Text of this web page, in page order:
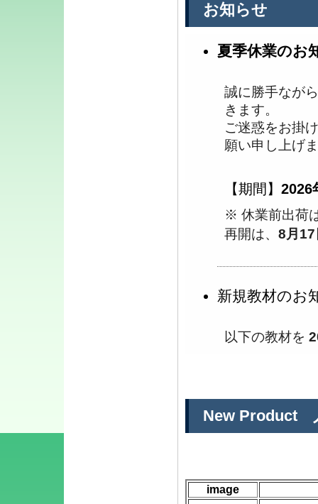
お知らせ
夏季休業のお
誠に勝手なが
きます。
ご迷惑をお掛
願い申し上げ
【期間】 2026
※ 休業前出荷
再開は、 8月
新規教材のお
以下の教材を
・No.149｜
・No.315｜
・No.325｜
New Product
image